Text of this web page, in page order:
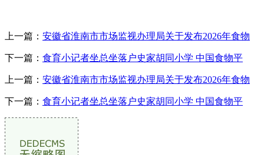
上一篇： 安徽省淮南市市场监视办理局关于发布2026年食物
下一篇： 食育小记者坐总坐落户史家胡同小学 中国食物平
上一篇： 安徽省淮南市市场监视办理局关于发布2026年食物
下一篇： 食育小记者坐总坐落户史家胡同小学 中国食物平